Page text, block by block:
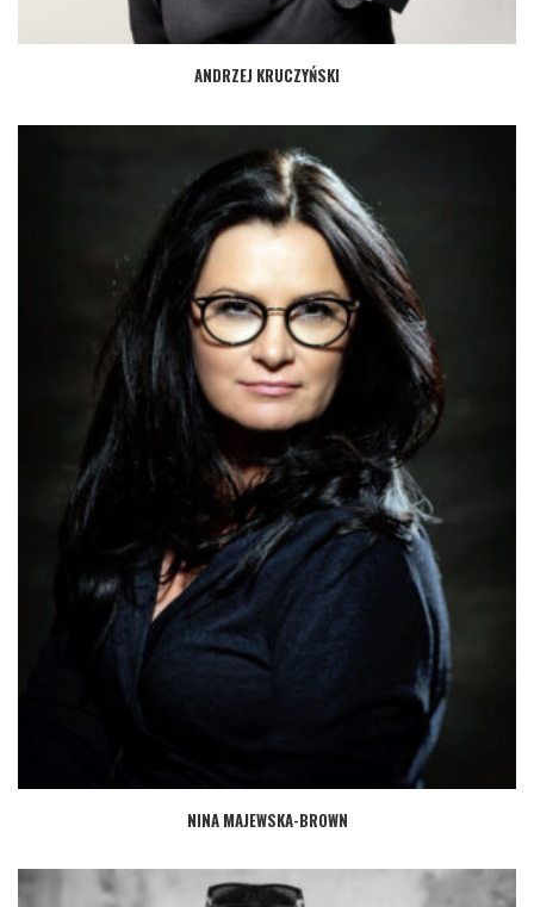
ANDRZEJ KRUCZYŃSKI
NINA MAJEWSKA-BROWN